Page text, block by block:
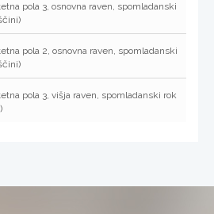
pola 3, osnovna raven, spomladanski
pola 2, osnovna raven, spomladanski
pola 3, višja raven, spomladanski rok